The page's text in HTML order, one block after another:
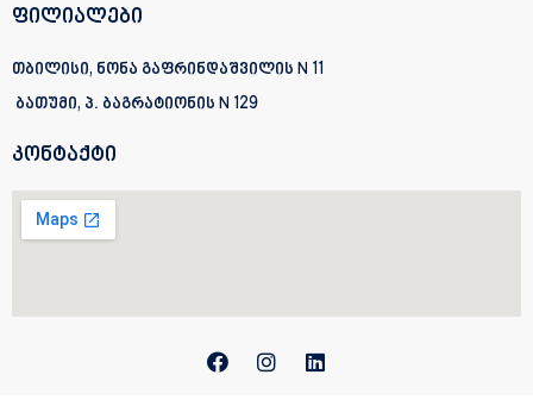
ფილიალები
თბილისი, ნონა გაფრინდაშვილის N 11
ბათუმი, პ. ბაგრატიონის N 129
კონტაქტი